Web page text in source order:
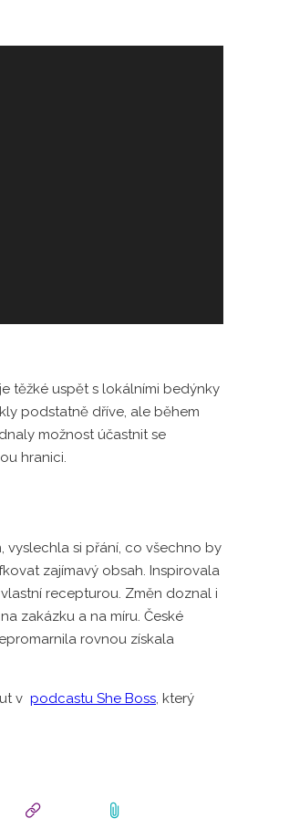
těžké uspět s lokálními bedýnky
podstatně dříve, ale během
možnost účastnit se
hranici.
si přání, co všechno by
zajímavý obsah. Inspirovala
recepturou. Změn doznal i
zakázku a na míru. České
rovnou získala
v podcastu She Boss, který